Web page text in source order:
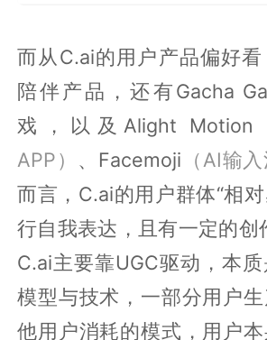
而从C.ai的用户产品偏好
陪伴产品，还有Gacha
戏，以及Alight Motion
APP） 、Facemoji （AI输入
而言，C.ai的用户群体“相
行自我表达，且有一定的创
C.ai主要靠UGC驱动，本
模型与技术，一部分用户
他用户消耗的模式，用户